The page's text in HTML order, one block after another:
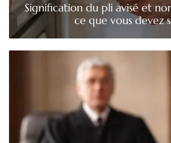
Signification du pli avisé et
ce que vous devez